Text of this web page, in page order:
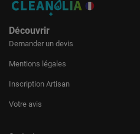
Découvrir
Demander un devis
Mentions légales
Inscription Artisan
Votre avis